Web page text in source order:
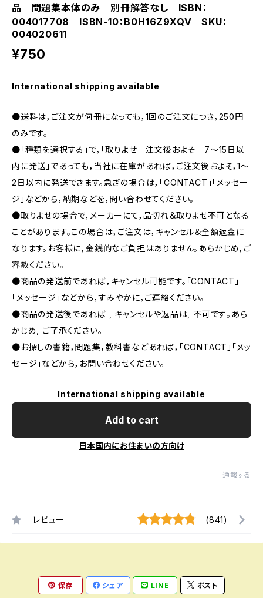
品 問題集本体のみ 別冊解答なし ISBN：
004017708 ISBN-10：B0H16Z9XQV SKU：
004020611
¥750
International shipping available
●送料は，ご注文が何冊になっても，1回のご注文につき，250円
のみです。
●「種類を選択する」で，「取りよせ 注文後およそ 7〜15日以
内に発送」であっても，当社に在庫があれば，ご注文後およそ，1〜
2日以内に発送できます。急ぎの場合は，「CONTACT」「メッセー
ジ」などから，納期などを，問い合わせてください。
●取りよせの場合で，メーカーにて，品切れ＆取りよせ不可となる
ことがあります。この場合は，ご注文は，キャンセル＆全額返金に
なります。お客様に，金銭的なご負担はありません。あらかじめ，ご
容赦ください。
●商品の発送前であれば，キャンセル可能です。「CONTACT」
「メッセージ」などから，すみやかに，ご連絡ください。
●商品の発送後であれば , キャンセルや返品は, 不可です｡あら
かじめ, ご了承ください｡
●お探しの書籍，問題集，教科書などあれば，「CONTACT」「メッ
セージ」などから，お問い合わせください。
International shipping available
Add to cart
日本国内にお住まいの方向け
通報する
レビュー (841)
保存 シェア LINE ポスト